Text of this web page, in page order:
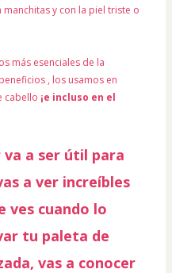
y con la piel triste o
más esenciales de la
, los usamos en
cabello ¡e incluso en el
va a ser útil para
a ver increíbles
ves cuando lo
tu paleta de
vas a conocer